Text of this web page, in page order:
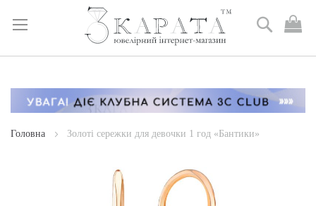
Skip
Content
Пошук
Головна Золоті сережки для девочки 1 год «Бантики»